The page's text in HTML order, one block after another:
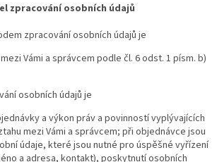
zpracování osobních údajů
zpracování osobních údajů je
Vámi a správcem podle čl. 6 odst. 1 písm. b)
osobních údajů je
a výkon práv a povinností vyplývajících
mezi Vámi a správcem; při objednávce jsou
údaje, které jsou nutné pro úspěšné vyřízení
a adresa, kontakt), poskytnutí osobních